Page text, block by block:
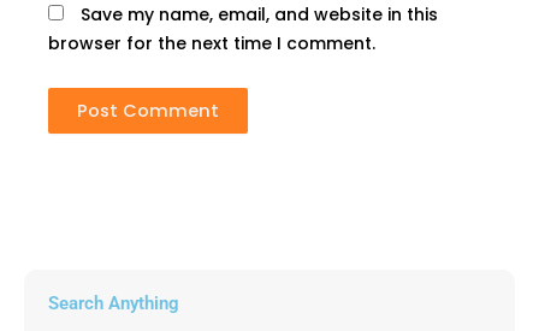
Save my name, email, and website in this
browser for the next time I comment.
Search Anything